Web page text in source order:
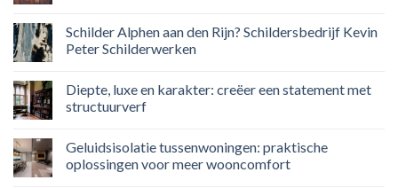
Schilder Alphen aan den Rijn? Schildersbedrijf Kevin
Peter Schilderwerken
Diepte, luxe en karakter: creëer een statement met
structuurverf
Geluidsisolatie tussenwoningen: praktische
oplossingen voor meer wooncomfort